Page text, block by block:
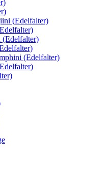
(Edelfalter)
(Edelfalter)